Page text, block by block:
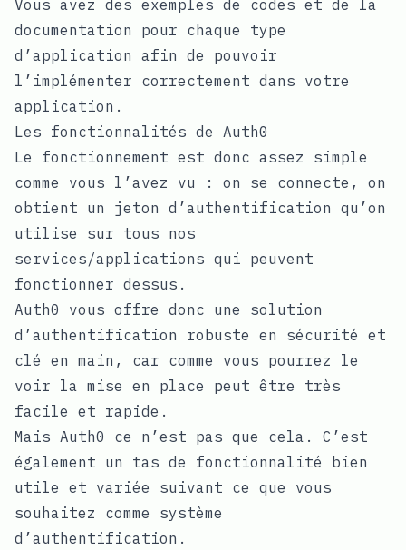
Vous avez des exemples de codes et de la
documentation pour chaque type
d’application afin de pouvoir
l’implémenter correctement dans votre
application.
Les fonctionnalités de Auth0
Le fonctionnement est donc assez simple
comme vous l’avez vu : on se connecte, on
obtient un jeton d’authentification qu’on
utilise sur tous nos
services/applications qui peuvent
fonctionner dessus.
Auth0 vous offre donc une solution
d’authentification robuste en sécurité et
clé en main, car comme vous pourrez le
voir la mise en place peut être très
facile et rapide.
Mais Auth0 ce n’est pas que cela. C’est
également un tas de fonctionnalité bien
utile et variée suivant ce que vous
souhaitez comme système
d’authentification.